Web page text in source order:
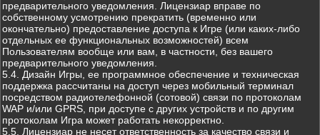
предварительного уведомления. Лицензиар вправе по
собственному усмотрению прекратить (временно или
окончательно) предоставление доступа к Игре (или каких-либо
отдельных ее функциональных возможностей) всем
Пользователям вообще или вам, в частности, без вашего
предварительного уведомления.
5.4. Дизайн Игры, ее программное обеспечение и техническая
поддержка рассчитаны на доступ через мобильный терминал
посредством радиотелефонной (сотовой) связи по протоколам
WAP и/или GPRS, при доступе с других устройств и по другим
протоколам Игра может работать некорректно.
5.5. Лицензиар не несет ответственность за качество связи и